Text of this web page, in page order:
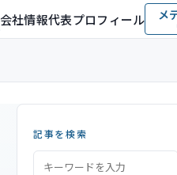
会社情報代表プロフィール メ
記事を検索